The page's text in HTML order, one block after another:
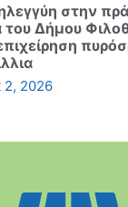
στην
του Δήμου
2, 2026